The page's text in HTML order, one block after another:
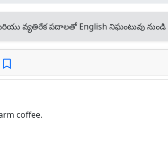
వ్యతిరేక పదాలతో English నిఘంటువు నుండి
coffee.